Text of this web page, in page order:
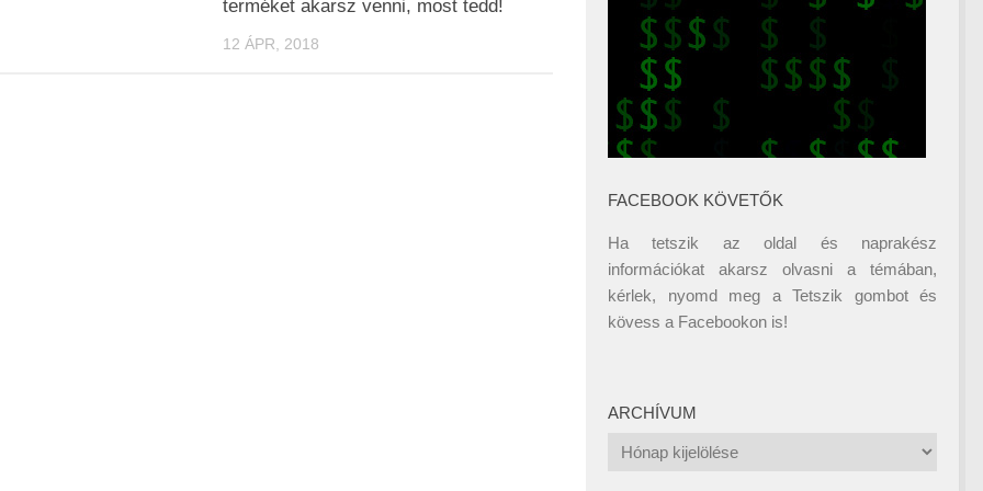
terméket akarsz venni, most tedd!
12 ÁPR, 2018
FACEBOOK KÖVETŐK
Ha tetszik az oldal és naprakész
információkat akarsz olvasni a témában,
kérlek, nyomd meg a Tetszik gombot és
kövess a Facebookon is!
ARCHÍVUM
Archívum